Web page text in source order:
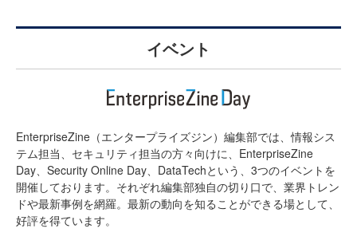
イベント
EnterpriseZine（エンタープライズジン）編集部では、情報シス
テム担当、セキュリティ担当の方々向けに、EnterpriseZine
Day、Security Online Day、DataTechという、3つのイベントを
開催しております。それぞれ編集部独自の切り口で、業界トレン
ドや最新事例を網羅。最新の動向を知ることができる場として、
好評を得ています。